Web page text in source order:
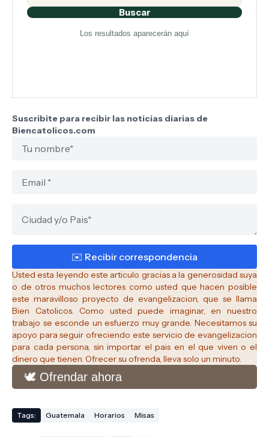
Buscar
Los resultados aparecerán aquí
Suscribite para recibir las noticias diarias de
Biencatolicos.com
Usted esta leyendo este articulo gracias a la generosidad suya
o de otros muchos lectores como usted que hacen posible
este maravilloso proyecto de evangelizacion, que se llama
Bien Catolicos.Como usted puede imaginar, en nuestro
trabajo se esconde un esfuerzo muy grande. Necesitamos su
apoyo para seguir ofreciendo este servicio de evangelizacion
para cada persona, sin importar el pais en el que viven o el
dinero que tienen. Ofrecer su ofrenda, lleva solo un minuto.
🕊️ Ofrendar ahora
Tags: Guatemala Horarios Misas